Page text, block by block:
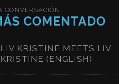
CONVERSACIÓN
COMENTADO
LIV KRISTINE MEETS LIV
KRISTINE (ENGLISH)